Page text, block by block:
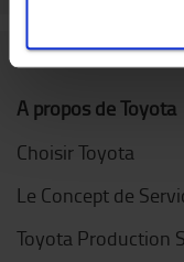
A propos de Toyota
Choisir Toyota
Le Concept de
Toyota Production